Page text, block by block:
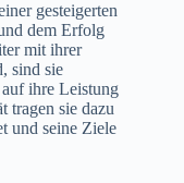
gesteigerten
dem Erfolg
mit ihrer
sind sie
ihre Leistung
tragen sie dazu
und seine Ziele